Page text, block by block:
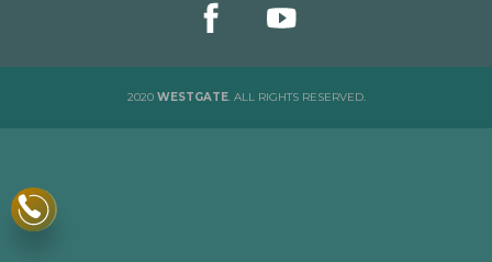
2020 WESTGATE. ALL RIGHTS RESERVED.